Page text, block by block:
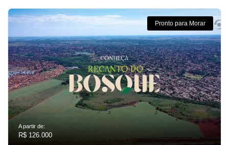
Pronto para Morar
A partir de:
R$ 126.000